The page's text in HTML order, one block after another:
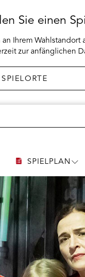
Sie einen
Ihrem
zur anfänglichen
SPIELPLAN